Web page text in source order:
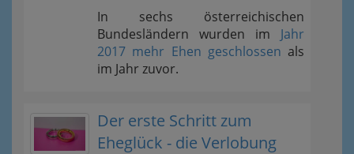
In sechs österreichischen
Bundesländern wurden im Jahr
2017 mehr Ehen geschlossen als
im Jahr zuvor.
Der erste Schritt zum
Eheglück - die Verlobung